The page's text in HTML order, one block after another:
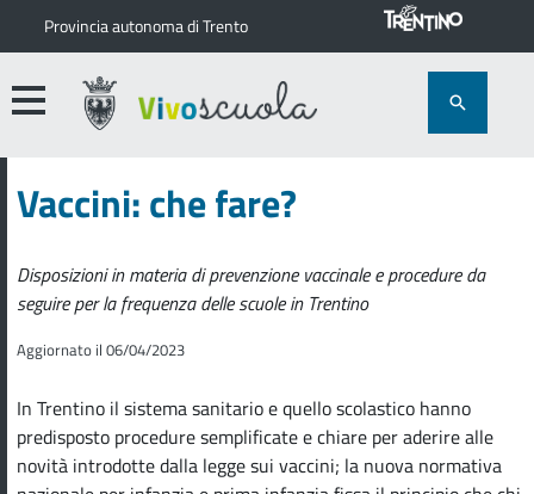
Provincia autonoma di Trento
Vaccini: che fare?
Disposizioni in materia di prevenzione vaccinale e procedure da
seguire per la frequenza delle scuole in Trentino
Aggiornato il 06/04/2023
In Trentino il sistema sanitario e quello scolastico hanno
predisposto procedure semplificate e chiare per aderire alle
novità introdotte dalla legge sui vaccini; la nuova normativa